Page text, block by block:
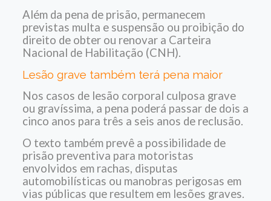
Além da pena de prisão, permanecem
previstas multa e suspensão ou proibição do
direito de obter ou renovar a Carteira
Nacional de Habilitação (CNH).
Lesão grave também terá pena maior
Nos casos de lesão corporal culposa grave
ou gravíssima, a pena poderá passar de dois a
cinco anos para três a seis anos de reclusão.
O texto também prevê a possibilidade de
prisão preventiva para motoristas
envolvidos em rachas, disputas
automobilísticas ou manobras perigosas em
vias públicas que resultem em lesões graves.